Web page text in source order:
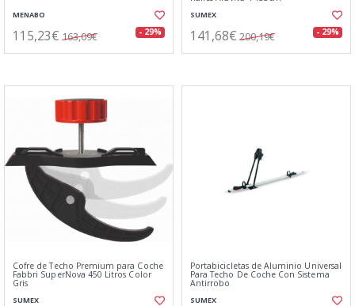
MENABO
115,23€ 163,09€ - 29%
SUMEX
141,68€ 200,19€ - 29%
Cofre de Techo Premium para Coche
Fabbri SuperNova 450 Litros Color
Gris
SUMEX
Portabicicletas de Aluminio Universal
Para Techo De Coche Con Sistema
Antirrobo
SUMEX